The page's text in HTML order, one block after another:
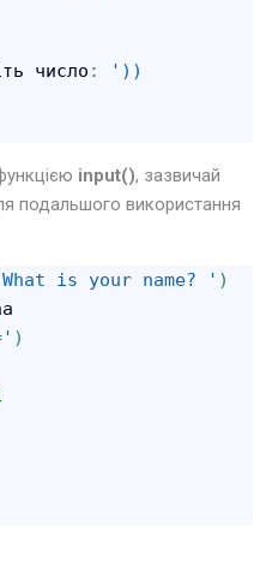
число :
'))
input(), зазвичай
подальшого використання
is your name? ' )
)